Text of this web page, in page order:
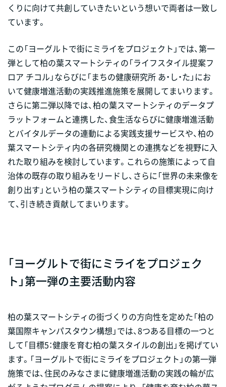
くりに向けて共創していきたいという想いで両者は一致し
ています。
この「ヨーグルトで街にミライをプロジェクト」では、第一
弾として柏の葉スマートシティの「ライフスタイル提案フ
ロア チコル」ならびに「まちの健康研究所 あ・し・た」にお
いて健康増進活動の実践推進施策を展開してまいります。
さらに第二弾以降では、柏の葉スマートシティのデータプ
ラットフォームと連携した、食生活ならびに健康増進活動
とバイタルデータの連動による実践支援サービスや、柏の
葉スマートシティ内の各研究機関との連携などを視野に入
れた取り組みを検討しています。これらの施策によって自
治体の既存の取り組みをリードし、さらに「世界の未来像を
創り出す」という柏の葉スマートシティの目標実現に向け
て、引き続き貢献してまいります。
「ヨーグルトで街にミライをプロジェク
ト」第一弾の主要活動内容
柏の葉スマートシティの街づくりの方向性を定めた「柏の
葉国際キャンパスタウン構想」では、8つある目標の一つと
して「目標5：健康を育む柏の葉スタイルの創出」を掲げてい
ます。「ヨーグルトで街にミライをプロジェクト」の第一弾
施策では、住民のみなさまに健康増進活動の実践の輪が広